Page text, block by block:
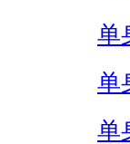
单
单
单